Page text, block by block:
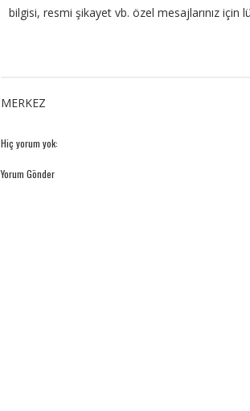
bilgisi, resmi şikayet vb. özel mesajlarınız için
MERKEZ
Hiç yorum yok:
Yorum Gönder